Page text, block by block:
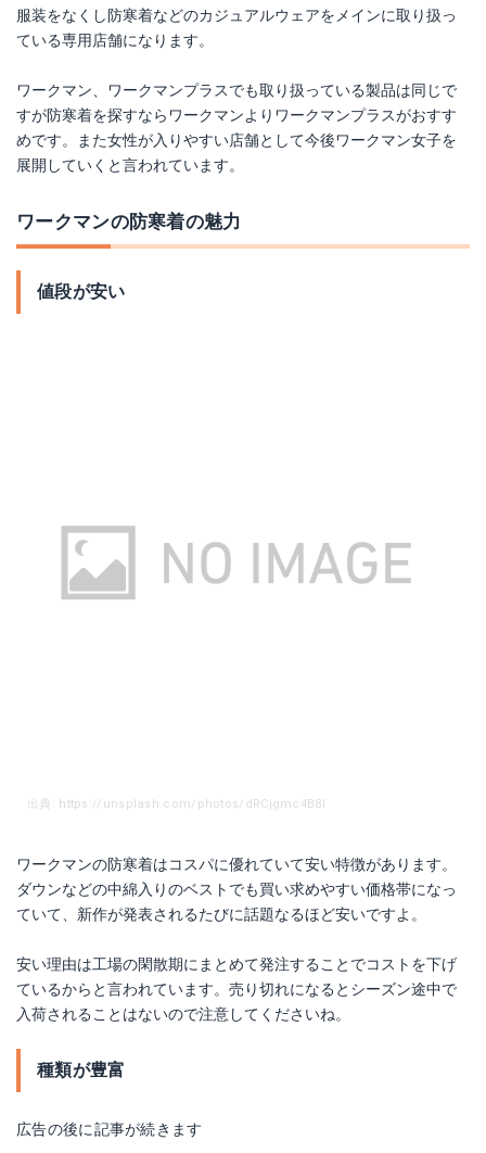
服装をなくし防寒着などのカジュアルウェアをメインに取り扱っ
ている専用店舗になります。
ワークマン、ワークマンプラスでも取り扱っている製品は同じで
すが防寒着を探すならワークマンよりワークマンプラスがおすす
めです。また女性が入りやすい店舗として今後ワークマン女子を
展開していくと言われています。
ワークマンの防寒着の魅力
値段が安い
出典: https://unsplash.com/photos/dRCjgmc4B8I
ワークマンの防寒着はコスパに優れていて安い特徴があります。
ダウンなどの中綿入りのベストでも買い求めやすい価格帯になっ
ていて、新作が発表されるたびに話題なるほど安いですよ。
安い理由は工場の閑散期にまとめて発注することでコストを下げ
ているからと言われています。売り切れになるとシーズン途中で
入荷されることはないので注意してくださいね。
種類が豊富
広告の後に記事が続きます